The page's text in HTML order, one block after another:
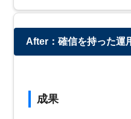
After：確信を持った運
成果